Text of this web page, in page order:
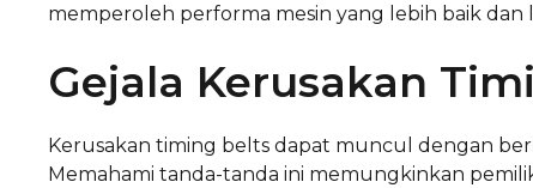
memperoleh performa mesin yang lebih baik dan
Gejala Kerusakan
Kerusakan timing belts dapat muncul dengan
Memahami tanda-tanda ini memungkinkan